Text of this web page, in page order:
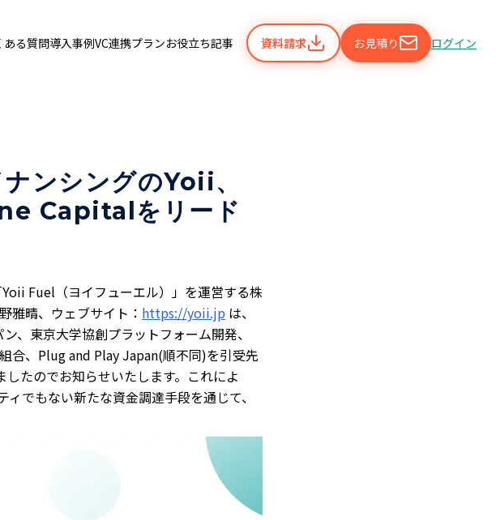
ある質問導入事例VC連携プランお役立ち記事 資料請求 お見積り
ログイン
りはこちら
ンシングのYoii、
Capitalをリード
Fuel（ヨイフューエル）」を運営する株
雅晴、ウェブサイト： https://yoii.jp は、
、東京大学協創プラットフォーム開発、
合、Plug and Play Japan(順不同)を引受先
たのでお知らせいたします。これによ
でもない新たな資金調達手段を通じて、